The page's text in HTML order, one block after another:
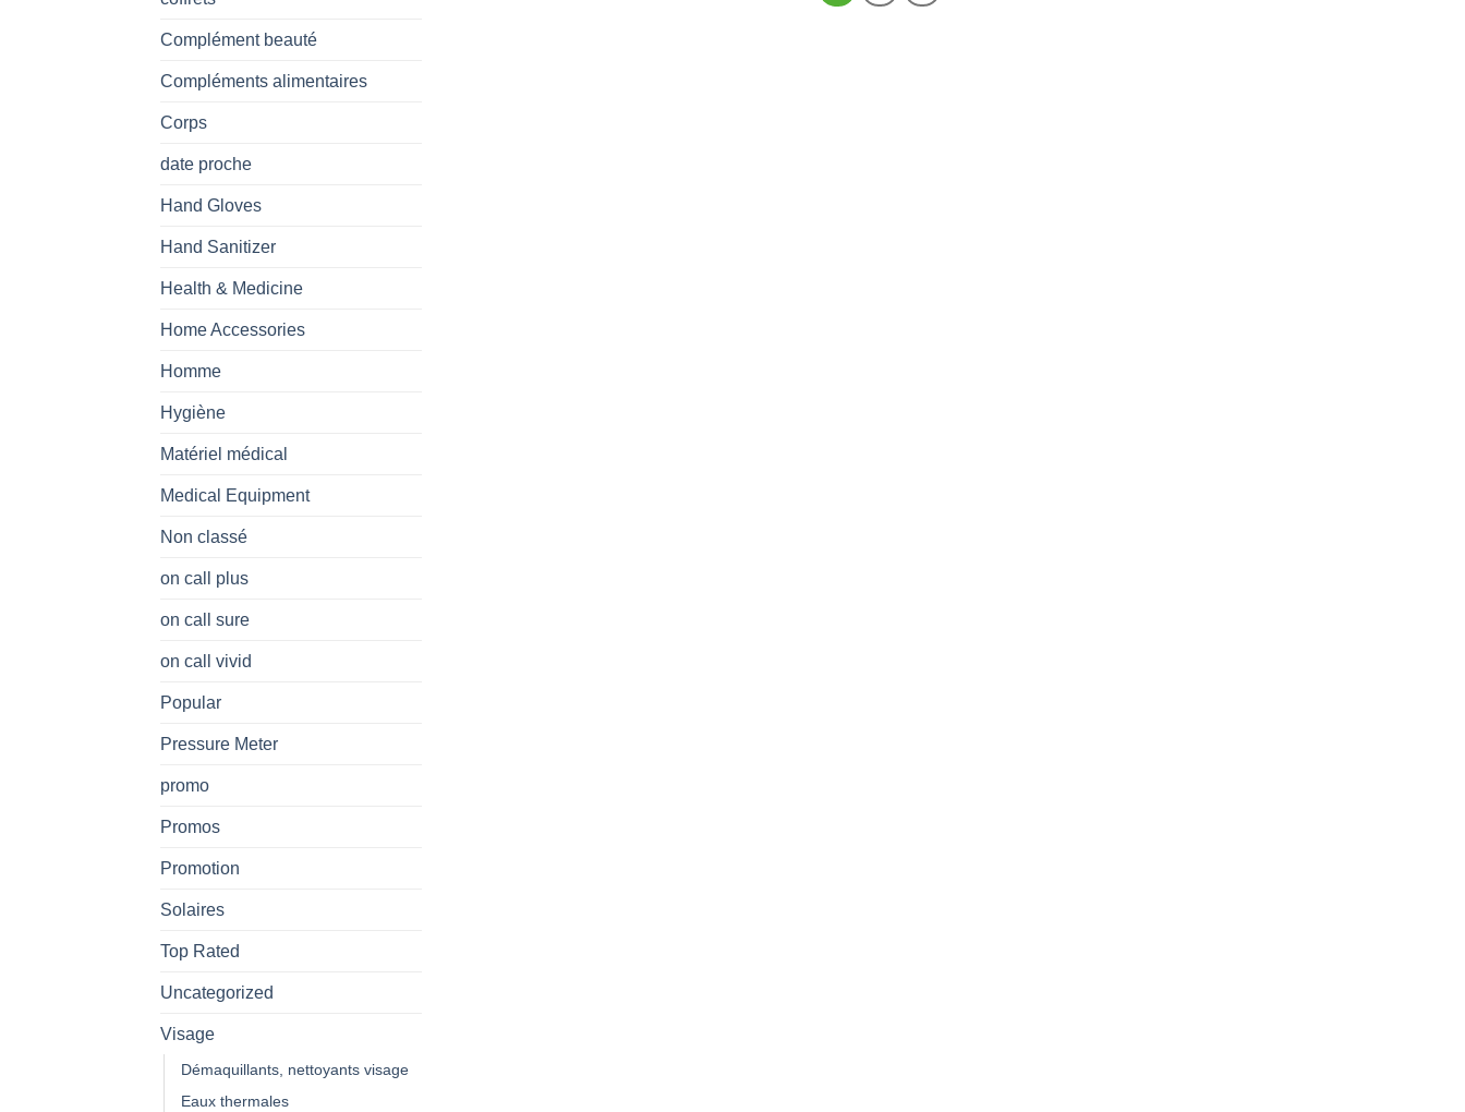
Complément beauté
Compléments alimentaires
Corps
date proche
Hand Gloves
Hand Sanitizer
Health & Medicine
Home Accessories
Homme
Hygiène
Matériel médical
Medical Equipment
Non classé
on call plus
on call sure
on call vivid
Popular
Pressure Meter
promo
Promos
Promotion
Solaires
Top Rated
Uncategorized
Visage
Démaquillants, nettoyants visage
Eaux thermales